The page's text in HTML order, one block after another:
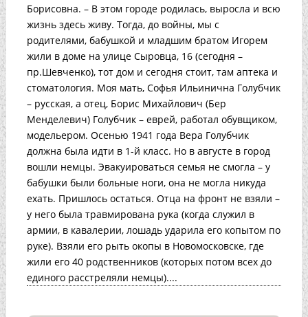
Борисовна. – В этом городе родилась, выросла и всю
жизнь здесь живу. Тогда, до войны, мы с
родителями, бабушкой и младшим братом Игорем
жили в доме на улице Сыровца, 16 (сегодня –
пр.Шевченко), тот дом и сегодня стоит, там аптека и
стоматология. Моя мать, Софья Ильинична Голубчик
– русская, а отец, Борис Михайлович (Бер
Менделевич) Голубчик – еврей, работал обувщиком,
модельером. Осенью 1941 года Вера Голубчик
должна была идти в 1-й класс. Но в августе в город
вошли немцы. Эвакуироваться семья не смогла – у
бабушки были больные ноги, она не могла никуда
ехать. Пришлось остаться. Отца на фронт не взяли –
у него была травмирована рука (когда служил в
армии, в кавалерии, лошадь ударила его копытом по
руке). Взяли его рыть окопы в Новомосковске, где
жили его 40 родственников (которых потом всех до
единого расстреляли немцы)....